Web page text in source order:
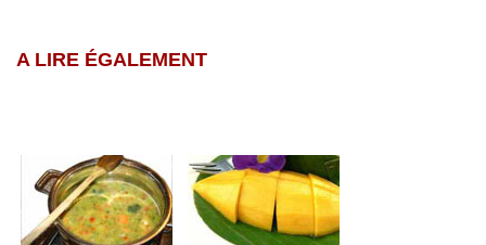
A LIRE ÉGALEMENT